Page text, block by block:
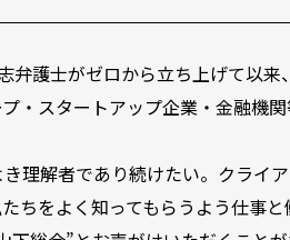
弁護士がゼロから立ち上げて以
・スタートアップ企業・金融機
理解者であり続けたい。クライ
ちをよく知ってもらうよう仕事